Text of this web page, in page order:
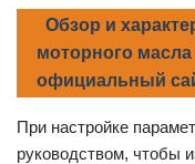
Обзор и
моторного масла
официальный
При настройке
руководством, чтобы